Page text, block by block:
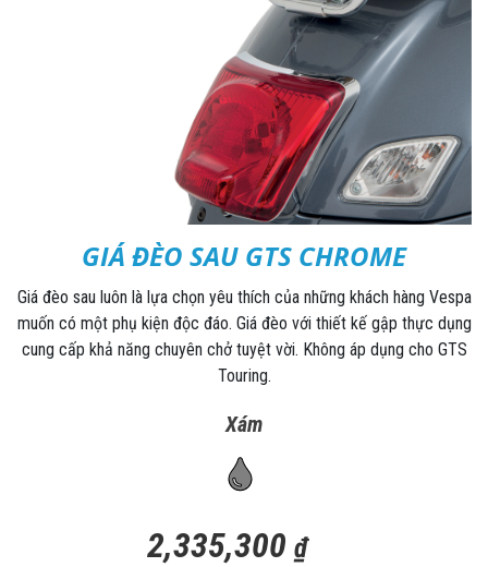
GIÁ ĐÈO SAU GTS CHROME
Giá đèo sau luôn là lựa chọn yêu thích của những khách hàng Vespa
muốn có một phụ kiện độc đáo. Giá đèo với thiết kế gập thực dụng
cung cấp khả năng chuyên chở tuyệt vời. Không áp dụng cho GTS
Touring.
Xám
2,335,300 ₫